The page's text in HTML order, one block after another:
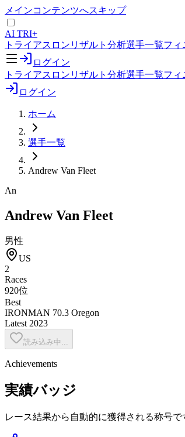
メインコンテンツへスキップ
AI TRI+
トライアスロンリザルト分析選手一覧フィ
ログイン
トライアスロンリザルト分析選手一覧フィ
ログイン
ホーム
選手一覧
Andrew Van Fleet
An
Andrew Van Fleet
男性
US
2
Races
920位
Best
IRONMAN 70.3 Oregon
Latest 2023
読み込み中...
Achievements
実績バッジ
レース結果から自動的に獲得される称号で